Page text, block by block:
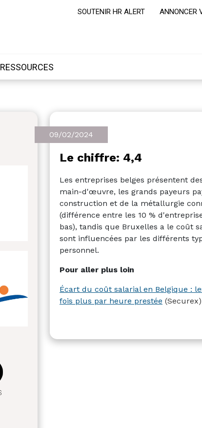
SOUTENIR HR ALERT ANNONCER
RESSOURCES
09/02/2024
Le chiffre: 4,4
Les entreprises belges présentent
main-d'œuvre, les grands payeurs
construction et de la métallurgie
(différence entre les 10 %
bas), tandis que Bruxelles a le coût
sont influencées par les différents
personnel.
Pour aller plus loin
Écart du coût salarial en Belgique :
fois plus par heure prestée (Securex)